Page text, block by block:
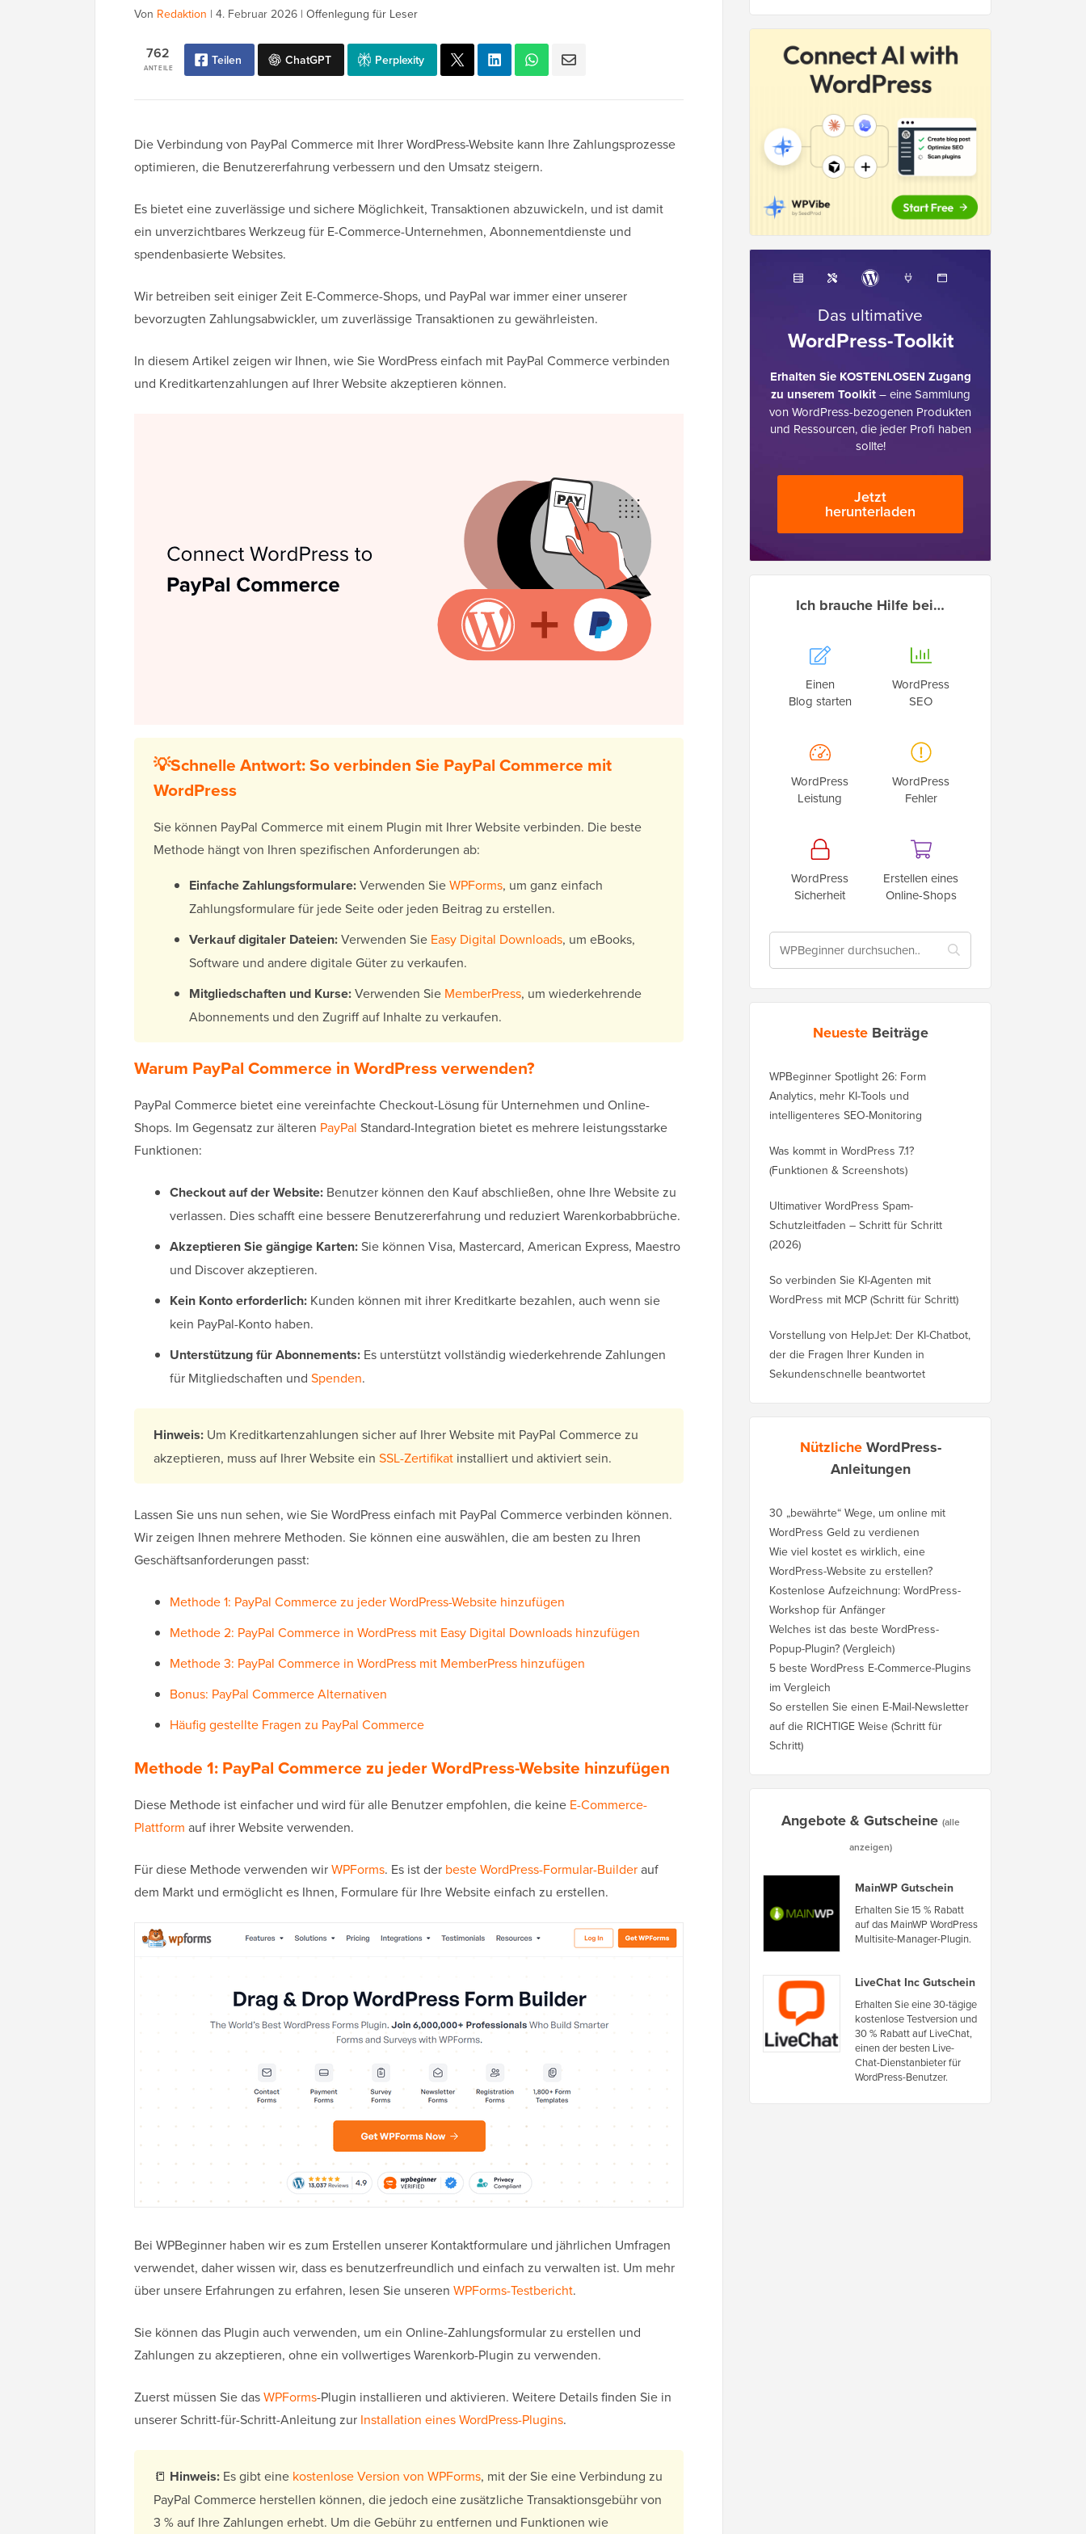
Von Redaktion | 4. Februar 2026 | Offenlegung für Leser
ANTEILE
762 Teilen ChatGPT Perplexity
Die Verbindung von PayPal Commerce mit Ihrer WordPress-Website kann Ihre Zahlungsprozesse
optimieren, die Benutzererfahrung verbessern und den Umsatz steigern.
Es bietet eine zuverlässige und sichere Möglichkeit, Transaktionen abzuwickeln, und ist damit
ein unverzichtbares Werkzeug für E-Commerce-Unternehmen, Abonnementdienste und
spendenbasierte Websites.
Wir betreiben seit einiger Zeit E-Commerce-Shops, und PayPal war immer einer unserer
bevorzugten Zahlungsabwickler, um zuverlässige Transaktionen zu gewährleisten.
In diesem Artikel zeigen wir Ihnen, wie Sie WordPress einfach mit PayPal Commerce verbinden
und Kreditkartenzahlungen auf Ihrer Website akzeptieren können.
💡Schnelle Antwort: So verbinden Sie PayPal Commerce mit
WordPress
Sie können PayPal Commerce mit einem Plugin mit Ihrer Website verbinden. Die beste
Methode hängt von Ihren spezifischen Anforderungen ab:
Einfache Zahlungsformulare:Verwenden SieWPForms, um ganz einfach
Zahlungsformulare für jede Seite oder jeden Beitrag zu erstellen.
Verkauf digitaler Dateien:Verwenden Sie Easy Digital Downloads, um eBooks,
Software und andere digitale Güter zu verkaufen.
Mitgliedschaften und Kurse:Verwenden Sie MemberPress, um wiederkehrende
Abonnements und den Zugriff auf Inhalte zu verkaufen.
Warum PayPal Commerce in WordPress verwenden?
PayPal Commerce bietet eine vereinfachte Checkout-Lösung für Unternehmen und Online-
Shops. Im Gegensatz zur älteren PayPal Standard-Integration bietet es mehrere leistungsstarke
Funktionen:
Checkout auf der Website: Benutzer können den Kauf abschließen, ohne Ihre Website zu
verlassen. Dies schafft eine bessere Benutzererfahrung und reduziert Warenkorbabbrüche.
Akzeptieren Sie gängige Karten:Sie können Visa, Mastercard, American Express, Maestro
und Discover akzeptieren.
Kein Konto erforderlich: Kunden können mit ihrer Kreditkarte bezahlen, auch wenn sie
kein PayPal-Konto haben.
Unterstützung für Abonnements: Es unterstützt vollständig wiederkehrende Zahlungen
für Mitgliedschaften und Spenden.
Hinweis: Um Kreditkartenzahlungen sicher auf Ihrer Website mit PayPal Commerce zu
akzeptieren, muss auf Ihrer Website ein SSL-Zertifikat installiert und aktiviert sein.
Lassen Sie uns nun sehen, wie Sie WordPress einfach mit PayPal Commerce verbinden können.
Wir zeigen Ihnen mehrere Methoden. Sie können eine auswählen, die am besten zu Ihren
Geschäftsanforderungen passt:
Methode 1: PayPal Commerce zu jeder WordPress-Website hinzufügen
Methode 2: PayPal Commerce in WordPress mit Easy Digital Downloads hinzufügen
Methode 3: PayPal Commerce in WordPress mit MemberPress hinzufügen
Bonus: PayPal Commerce Alternativen
Häufig gestellte Fragen zu PayPal Commerce
Methode 1: PayPal Commerce zu jeder WordPress-Website hinzufügen
Diese Methode ist einfacher und wird für alle Benutzer empfohlen, die keine E-Commerce-
Plattform auf ihrer Website verwenden.
Für diese Methode verwenden wirWPForms. Es ist der beste WordPress-Formular-Builderauf
dem Markt und ermöglicht es Ihnen, Formulare für Ihre Website einfach zu erstellen.
Bei WPBeginner haben wir es zum Erstellen unserer Kontaktformulare und jährlichen Umfragen
verwendet, daher wissen wir, dass es benutzerfreundlich und einfach zu verwalten ist. Um mehr
über unsere Erfahrungen zu erfahren, lesen Sie unseren WPForms-Testbericht.
Sie können das Plugin auch verwenden, um ein Online-Zahlungsformular zu erstellen und
Zahlungen zu akzeptieren, ohne ein vollwertiges Warenkorb-Plugin zu verwenden.
Zuerst müssen Sie dasWPForms-Plugin installieren und aktivieren. Weitere Details finden Sie in
unserer Schritt-für-Schritt-Anleitung zur Installation eines WordPress-Plugins.
📒 Hinweis: Es gibt eine kostenlose Version von WPForms, mit der Sie eine Verbindung zu
PayPal Commerce herstellen können, die jedoch eine zusätzliche Transaktionsgebühr von
3 % auf Ihre Zahlungen erhebt. Um die Gebühr zu entfernen und Funktionen wie
Das ultimative
WordPress-Toolkit
Erhalten Sie KOSTENLOSEN Zugang
zu unserem Toolkit– eine Sammlung
von WordPress-bezogenen Produkten
und Ressourcen, die jeder Profi haben
sollte!
Jetzt
herunterladen
Ich brauche Hilfe bei…
Einen
Blog starten
WordPress
SEO
WordPress
Leistung
WordPress
Fehler
WordPress
Sicherheit
Erstellen eines
Online-Shops
Neueste Beiträge
WPBeginner Spotlight 26: Form
Analytics, mehr KI-Tools und
intelligenteres SEO-Monitoring
Was kommt in WordPress 7.1?
(Funktionen & Screenshots)
Ultimativer WordPress Spam-
Schutzleitfaden – Schritt für Schritt
(2026)
So verbinden Sie KI-Agenten mit
WordPress mit MCP (Schritt für Schritt)
Vorstellung von HelpJet: Der KI-Chatbot,
der die Fragen Ihrer Kunden in
Sekundenschnelle beantwortet
NützlicheWordPress-
Anleitungen
30 „bewährte“ Wege, um online mit
WordPress Geld zu verdienen
Wie viel kostet es wirklich, eine
WordPress-Website zu erstellen?
Kostenlose Aufzeichnung: WordPress-
Workshop für Anfänger
Welches ist das beste WordPress-
Popup-Plugin? (Vergleich)
5 beste WordPress E-Commerce-Plugins
im Vergleich
So erstellen Sie einen E-Mail-Newsletter
auf die RICHTIGE Weise (Schritt für
Schritt)
Angebote & Gutscheine (alle
anzeigen)
MainWP Gutschein
Erhalten Sie 15 % Rabatt
auf das MainWP WordPress
Multisite-Manager-Plugin.
LiveChat Inc Gutschein
Erhalten Sie eine 30-tägige
kostenlose Testversion und
30 % Rabatt auf LiveChat,
einen der besten Live-
Chat-Dienstanbieter für
WordPress-Benutzer.